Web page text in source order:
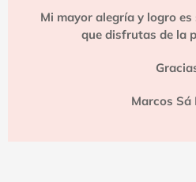
Mi mayor alegría y logro
que disfrutas de la
Marcos Sá